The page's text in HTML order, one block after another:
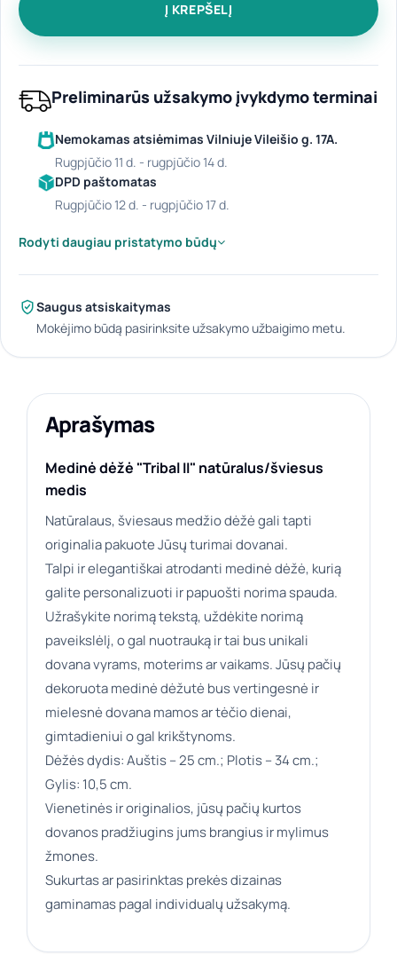
Į KREPŠELĮ
Preliminarūs užsakymo įvykdymo terminai
Nemokamas atsiėmimas Vilniuje Vileišio g. 17A.
rugpjūčio 11 d. - rugpjūčio 14 d.
DPD paštomatas
rugpjūčio 12 d. - rugpjūčio 17 d.
Rodyti daugiau pristatymo būdų
Saugus atsiskaitymas
Mokėjimo būdą pasirinksite užsakymo užbaigimo metu.
Aprašymas
Medinė dėžė "Tribal II" natūralus/šviesus
medis
Natūralaus, šviesaus medžio dėžė gali tapti
originalia pakuote Jūsų turimai dovanai.
Talpi ir elegantiškai atrodanti medinė dėžė, kurią
galite personalizuoti ir papuošti norima spauda.
Užrašykite norimą tekstą, uždėkite norimą
paveikslėlį, o gal nuotrauką ir tai bus unikali
dovana vyrams, moterims ar vaikams. Jūsų pačių
dekoruota medinė dėžutė bus vertingesnė ir
mielesnė dovana mamos ar tėčio dienai,
gimtadieniui o gal krikštynoms.
Dėžės dydis: Auštis – 25 cm.; Plotis – 34 cm.;
Gylis: 10,5 cm.
Vienetinės ir originalios, jūsų pačių kurtos
dovanos pradžiugins jums brangius ir mylimus
žmones.
Sukurtas ar pasirinktas prekės dizainas
gaminamas pagal individualų užsakymą.